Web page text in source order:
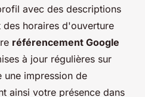
avec des descriptions
horaires d'ouverture
référencement Google
à jour régulières sur
impression de
ainsi votre présence dans